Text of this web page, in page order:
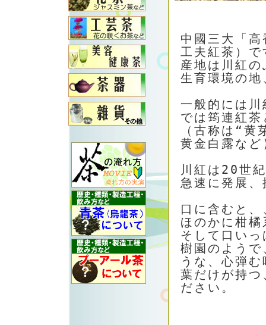
中國三大「
工夫紅茶）
産地は川紅
生育環境の
一般的には
では筠連紅
（古称は“黄
黄金白露な
川紅は20世
急速に発展
口に含むと、
ほのかに柑
そして口い
樹園のよう
うな、心弾
葉だけが持
ださい。